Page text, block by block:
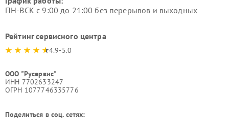
ПН-ВСК с 9:00 до 21:00 без перерывов и выходных
Рейтинг сервисного центра
4.9-5.0
ООО "Русервис"
ИНН 7702633247
ОГРН 1077746335776
Поделиться в соц. сетях: